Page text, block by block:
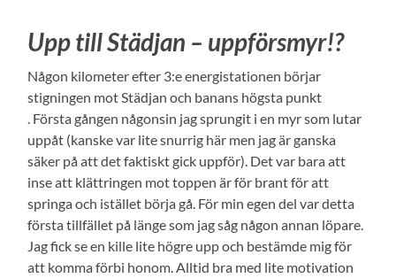
Upp till Städjan – uppförsmyr!?
Någon kilometer efter 3:e energistationen börjar
stigningen mot Städjan och banans högsta punkt
. Första gången någonsin jag sprungit i en myr som lutar
uppåt (kanske var lite snurrig här men jag är ganska
säker på att det faktiskt gick uppför). Det var bara att
inse att klättringen mot toppen är för brant för att
springa och istället börja gå. För min egen del var detta
första tillfället på länge som jag såg någon annan löpare.
Jag fick se en kille lite högre upp och bestämde mig för
att komma förbi honom. Alltid bra med lite motivation